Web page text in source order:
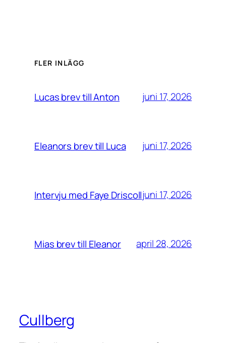
FLER INLÄGG
Lucas brev till Anton juni 17, 2026
Eleanors brev till Luca juni 17, 2026
Intervju med Faye Driscolljuni 17, 2026
Mias brev till Eleanor april 28, 2026
Cullberg